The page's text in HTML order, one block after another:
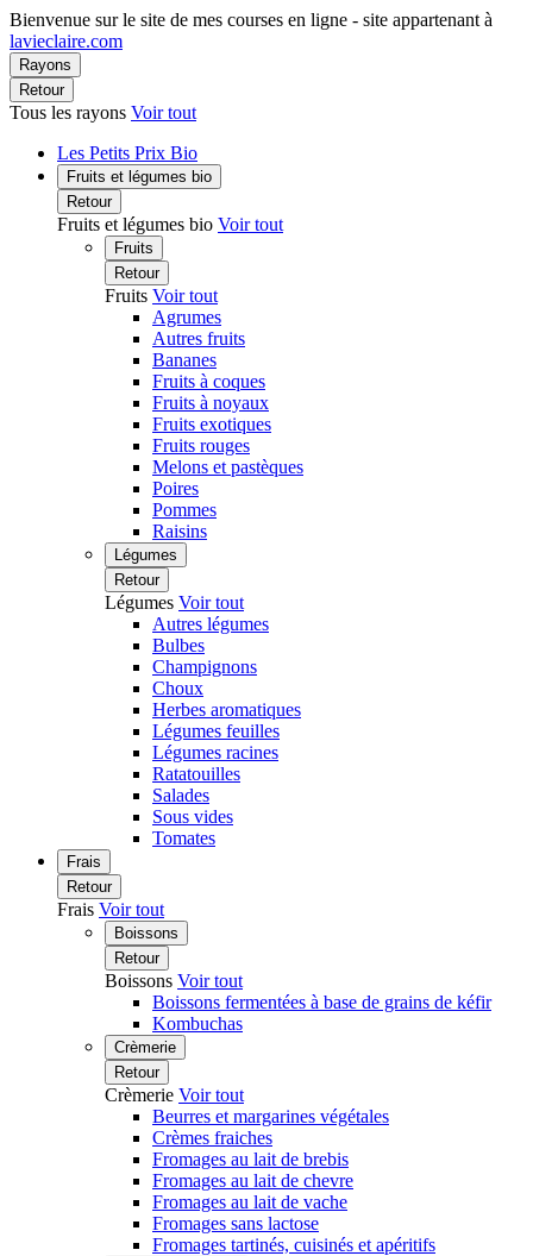
Bienvenue sur le site de mes courses en ligne - site appartenant à
lavieclaire.com
Rayons
Retour
Tous les rayons Voir tout
Les Petits Prix Bio
Fruits et légumes bio
Retour
Fruits et légumes bio Voir tout
Fruits
Retour
Fruits Voir tout
Agrumes
Autres fruits
Bananes
Fruits à coques
Fruits à noyaux
Fruits exotiques
Fruits rouges
Melons et pastèques
Poires
Pommes
Raisins
Légumes
Retour
Légumes Voir tout
Autres légumes
Bulbes
Champignons
Choux
Herbes aromatiques
Légumes feuilles
Légumes racines
Ratatouilles
Salades
Sous vides
Tomates
Frais
Retour
Frais Voir tout
Boissons
Retour
Boissons Voir tout
Boissons fermentées à base de grains de kéfir
Kombuchas
Crèmerie
Retour
Crèmerie Voir tout
Beurres et margarines végétales
Crèmes fraiches
Fromages au lait de brebis
Fromages au lait de chevre
Fromages au lait de vache
Fromages sans lactose
Fromages tartinés, cuisinés et apéritifs